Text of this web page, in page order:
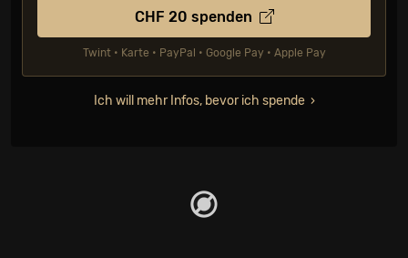
CHF 20 spenden
Twint • Karte • PayPal • Google Pay • Apple Pay
Ich will mehr Infos, bevor ich spende